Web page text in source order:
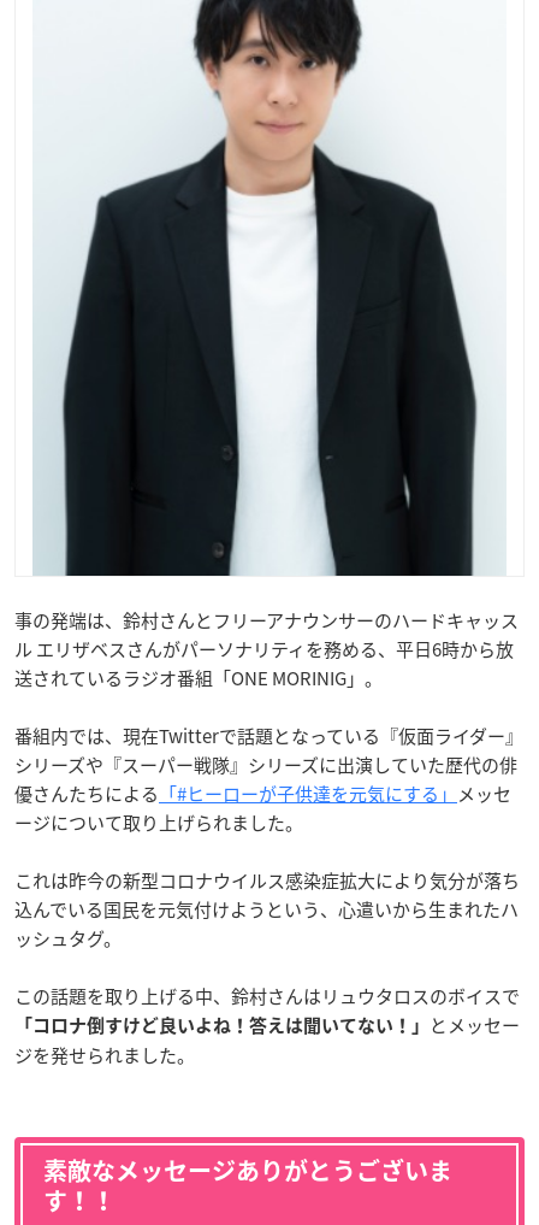
事の発端は、鈴村さんとフリーアナウンサーのハードキャッス
ル エリザベスさんがパーソナリティを務める、平日6時から放
送されているラジオ番組「ONE MORINIG」。
番組内では、現在Twitterで話題となっている『仮面ライダー』
シリーズや『スーパー戦隊』シリーズに出演していた歴代の俳
優さんたちによる 「#ヒーローが子供達を元気にする」 メッセ
ージについて取り上げられました。
これは昨今の新型コロナウイルス感染症拡大により気分が落ち
込んでいる国民を元気付けようという、心遣いから生まれたハ
ッシュタグ。
この話題を取り上げる中、鈴村さんはリュウタロスのボイスで
「コロナ倒すけど良いよね！答えは聞いてない！」
とメッセー
ジを発せられました。
素敵なメッセージありがとうございま
す！！